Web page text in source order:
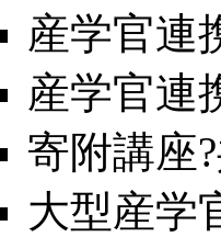
産学官連
産学官連
寄附講座
大型産学